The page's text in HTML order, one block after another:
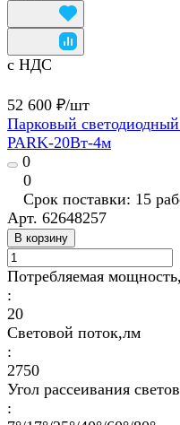
с НДС
52 600 ₽/шт
Парковый
PARK-20Вт-4м
0
0
Срок поставки: 15
Арт. 62648257
В корзину
Потребляемая
:
20
Световой поток,лм
:
2750
Угол рассеивания
: